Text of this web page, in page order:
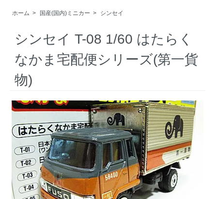
ホーム > 国産(国内)ミニカー > シンセイ
シンセイ T-08 1/60 はたらく
なかま宅配便シリーズ(第一貨
物)